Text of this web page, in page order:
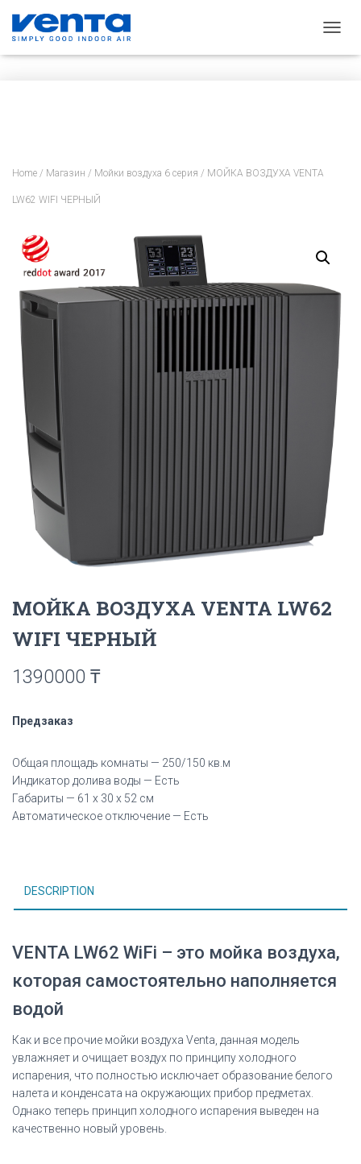
Е
Home / Магазин / Мойки воздуха 6 серия / МОЙКА ВОЗДУХА VENTA
LW62 WIFI ЧЕРНЫЙ
МОЙКА ВОЗДУХА VENTA LW62
WIFI ЧЕРНЫЙ
1390000 ₸
Предзаказ
Общая площадь комнаты — 250/150 кв.м
Индикатор долива воды — Есть
Габариты — 61 х 30 х 52 см
Автоматическое отключение — Есть
DESCRIPTION
VENTA LW62 WiFi – это мойка воздуха,
которая самостоятельно наполняется
водой
Как и все прочие мойки воздуха Venta, данная модель
увлажняет и очищает воздух по принципу холодного
испарения, что полностью исключает образование белого
налета и конденсата на окружающих прибор предметах.
Однако теперь принцип холодного испарения выведен на
качественно новый уровень.